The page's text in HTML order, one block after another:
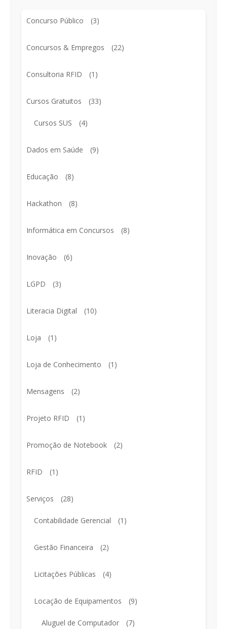
Concurso Público (3)
Concursos & Empregos (22)
Consultoria RFID (1)
Cursos Gratuitos (33)
Cursos SUS (4)
Dados em Saúde (9)
Educação (8)
Hackathon (8)
Informática em Concursos (8)
Inovação (6)
LGPD (3)
Literacia Digital (10)
Loja (1)
Loja de Conhecimento (1)
Mensagens (2)
Projeto RFID (1)
Promoção de Notebook (2)
RFID (1)
Serviços (28)
Contabilidade Gerencial (1)
Gestão Financeira (2)
Licitações Públicas (4)
Locação de Equipamentos (9)
Aluguel de Computador (7)